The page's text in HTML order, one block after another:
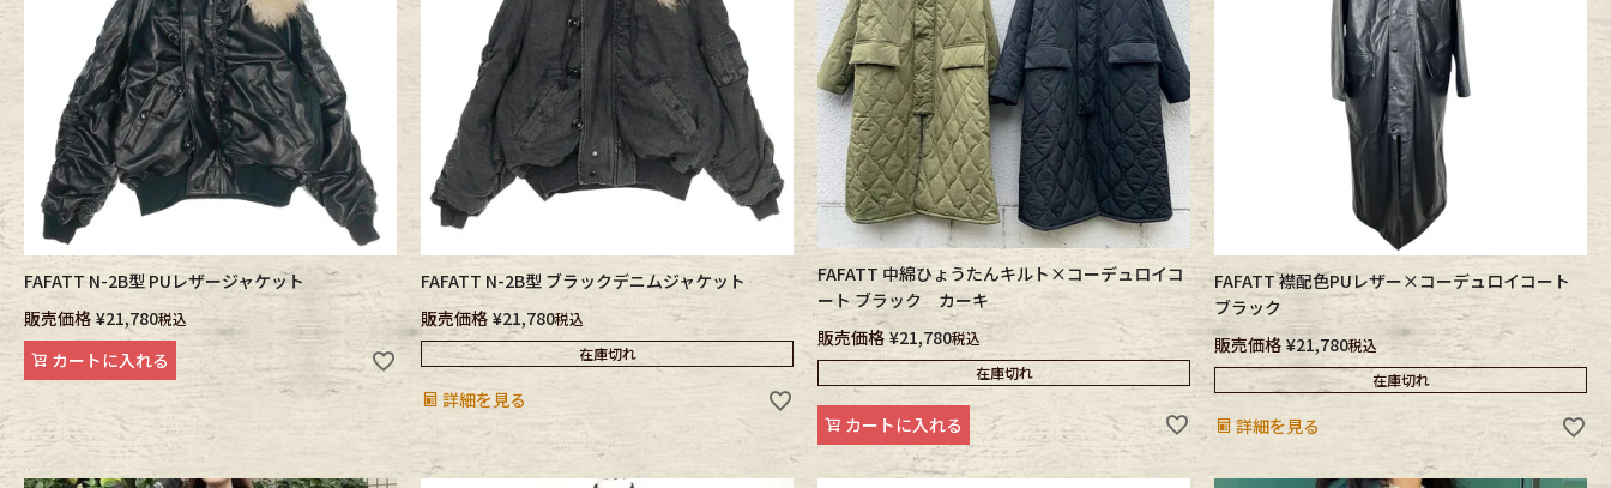
メンズ商品カテゴリーから探す
Tops Outer
Bottoms Fafatt
レディース商品カテゴリーから探す
Tops Bottoms
Outer One Piece
FAFATT N-2B型 PUレザージャケット
販売価格 ¥21,780税込
カートに入れる
FAFATT N-2B型 ブラックデニムジャケット
販売価格 ¥21,780税込
在庫切れ
詳細を見る
FAFATT 中綿ひょうたんキルト×コーデュロイコ
ート ブラック カーキ
販売価格 ¥21,780税込
在庫切れ
カートに入れる
FAFATT 襟配色PUレザー×コーデュロイコート
ブラック
販売価格 ¥21,780税込
在庫切れ
詳細を見る